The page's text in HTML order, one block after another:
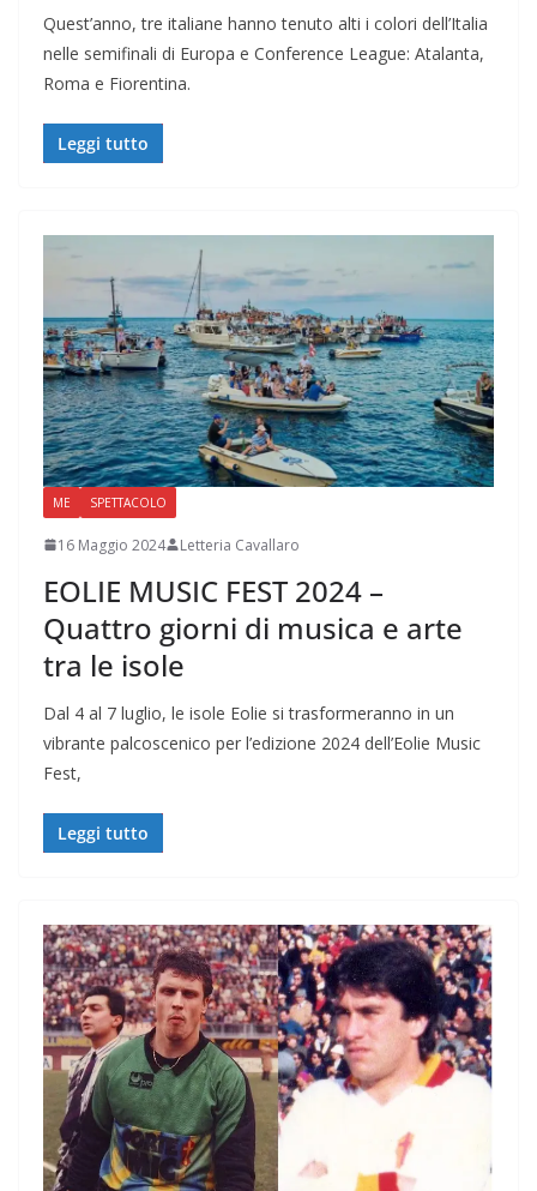
Quest’anno, tre italiane hanno tenuto alti i colori dell’Italia
nelle semifinali di Europa e Conference League: Atalanta,
Roma e Fiorentina.
Leggi tutto
ME SPETTACOLO
16 Maggio 2024 Letteria Cavallaro
EOLIE MUSIC FEST 2024 –
Quattro giorni di musica e arte
tra le isole
Dal 4 al 7 luglio, le isole Eolie si trasformeranno in un
vibrante palcoscenico per l’edizione 2024 dell’Eolie Music
Fest,
Leggi tutto